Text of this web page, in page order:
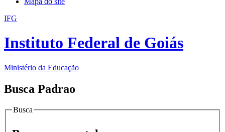
IFG
Instituto Federal de Goiás
Ministério da Educação
Busca Padrao
Busca